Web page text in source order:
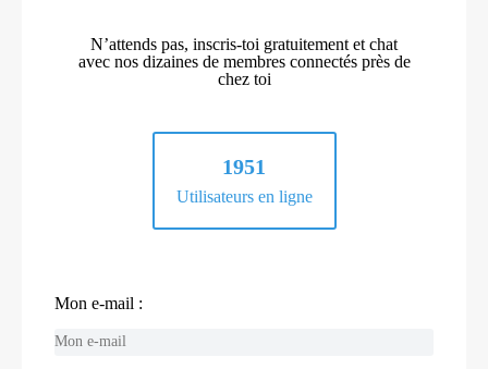
N’attends pas, inscris-toi gratuitement et chat
avec nos dizaines de membres connectés près de
chez toi
1951
Utilisateurs en ligne
Mon e-mail :